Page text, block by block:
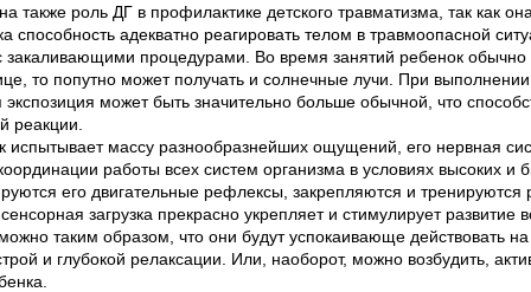
также роль ДГ в профилактике детского травматизма, так как
способность адекватно реагировать телом в травмоопасной
закаливающими процедурами. Во время занятий ребенок
то попутно может получать и солнечные лучи. При
может быть значительно больше обычной, что
реакции.
испытывает массу разнообразнейших ощущений, его нервная
работы всех систем организма в условиях высоких
его двигательные рефлексы, закрепляются и
загрузка прекрасно укрепляет и стимулирует развитие
таким образом, что они будут успокаивающе действовать
и глубокой релаксации. Или, наоборот, можно возбудить,